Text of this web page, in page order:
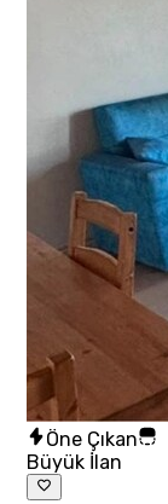
Öne Çıkan
Büyük İlan